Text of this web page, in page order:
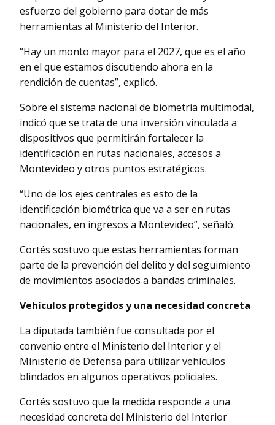
esfuerzo del gobierno para dotar de más
herramientas al Ministerio del Interior.
“Hay un monto mayor para el 2027, que es el año
en el que estamos discutiendo ahora en la
rendición de cuentas”, explicó.
Sobre el sistema nacional de biometría multimodal,
indicó que se trata de una inversión vinculada a
dispositivos que permitirán fortalecer la
identificación en rutas nacionales, accesos a
Montevideo y otros puntos estratégicos.
“Uno de los ejes centrales es esto de la
identificación biométrica que va a ser en rutas
nacionales, en ingresos a Montevideo”, señaló.
Cortés sostuvo que estas herramientas forman
parte de la prevención del delito y del seguimiento
de movimientos asociados a bandas criminales.
Vehículos protegidos y una necesidad concreta
La diputada también fue consultada por el
convenio entre el Ministerio del Interior y el
Ministerio de Defensa para utilizar vehículos
blindados en algunos operativos policiales.
Cortés sostuvo que la medida responde a una
necesidad concreta del Ministerio del Interior